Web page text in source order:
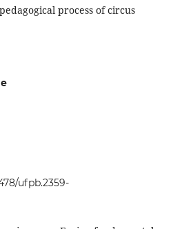
process of circus
ufpb.2359-